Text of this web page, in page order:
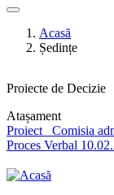
Acasă
Ședințe
Proiecte de Decizie
Atașament
Document
Proiect _Comisia
Document
Proces Verbal